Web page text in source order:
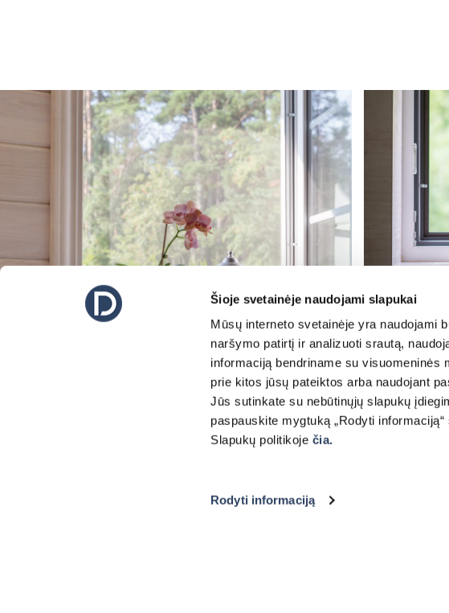
Šioje svetainėje naudojami slapukai
Mūsų interneto svetainėje yra naudojami
naršymo patirtį ir analizuoti srautą,
informaciją bendriname su visuomeninės
prie kitos jūsų pateiktos arba naudojant
Jūs sutinkate su nebūtinųjų slapukų
paspauskite mygtuką „Rodyti
Slapukų politikoje čia.
Rodyti informaciją
UNTERNEHMEN RICHTLINIEN
Allgemeine